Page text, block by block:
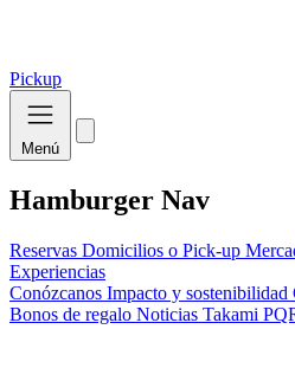
Pickup
Menú
Hamburger Nav
Reservas Domicilios o Pick-up
Experiencias
Conózcanos Impacto y sostenibilidad
Bonos de regalo Noticias Takami